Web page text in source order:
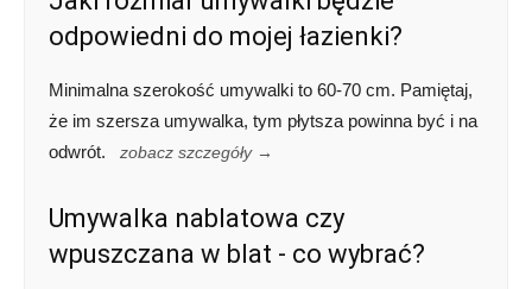
odpowiedni do mojej łazienki?
Minimalna szerokość umywalki to 60-70 cm. Pamiętaj,
że im szersza umywalka, tym płytsza powinna być i na
odwrót.
zobacz szczegóły →
Umywalka nablatowa czy
wpuszczana w blat - co wybrać?